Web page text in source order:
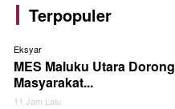
Terpopuler
Eksyar
MES Maluku Utara Dorong
Masyarakat...
11 Jam Lalu